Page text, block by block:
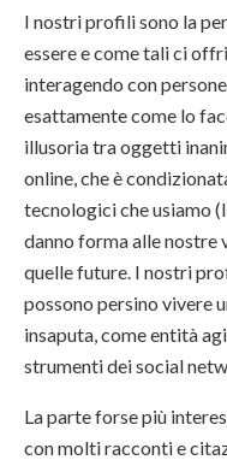
I nostri profili sono la
essere e come tali ci
interagendo con
esattamente come lo
illusoria tra oggetti
online, che è
tecnologici che usiamo
danno forma alle
quelle future. I nostri
possono persino vivere
insaputa, come entità
strumenti dei social
La parte forse più
con molti racconti e